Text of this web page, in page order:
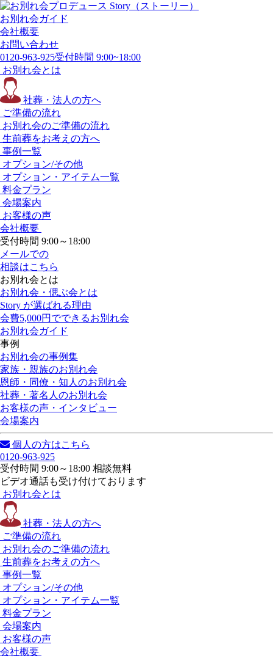
お別れ会ガイド
会社概要
お問い合わせ
0120-963-925受付時間 9:00~18:00
お別れ会とは
社葬・法人の方へ
ご準備の流れ
お別れ会のご準備の流れ
生前葬をお考えの方へ
事例一覧
オプション/その他
オプション・アイテム一覧
料金プラン
会場案内
お客様の声
会社概要
受付時間 9:00～18:00
メールでの
相談はこちら
お別れ会とは
お別れ会・偲ぶ会とは
Story が選ばれる理由
会費5,000円でできるお別れ会
お別れ会ガイド
事例
お別れ会の事例集
家族・親族のお別れ会
恩師・同僚・知人のお別れ会
社葬・著名人のお別れ会
お客様の声・インタビュー
会場案内
個人の方はこちら
0120-963-925
受付時間 9:00～18:00 相談無料
ビデオ通話も受け付けております
お別れ会とは
社葬・法人の方へ
ご準備の流れ
お別れ会のご準備の流れ
生前葬をお考えの方へ
事例一覧
オプション/その他
オプション・アイテム一覧
料金プラン
会場案内
お客様の声
会社概要